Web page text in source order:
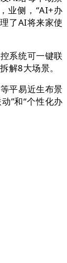
业侧，“AI+办
了AI将来家使
系统可一键联
解8大场景。
平易近生布景
”和“个性化办